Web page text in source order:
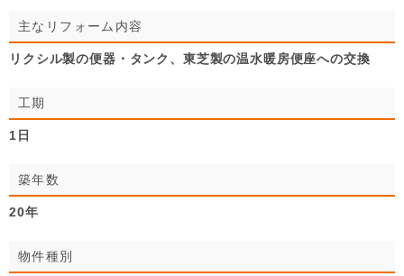
主なリフォーム内容
リクシル製の便器・タンク、東芝製の温水暖房便座への交換
工期
1日
築年数
20年
物件種別